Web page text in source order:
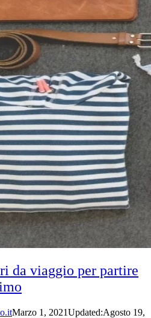
da viaggio per partire
Marzo 1, 2021Updated:Agosto 19,